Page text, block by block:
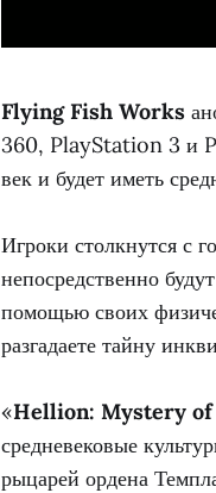
Flying Fish Works
360, PlayStation 3 и
век и будет иметь
Игроки столкнутся с
непосредственно
помощью своих
разгадаете тайну
«Hellion: Mystery
средневековые
рыцарей ордена